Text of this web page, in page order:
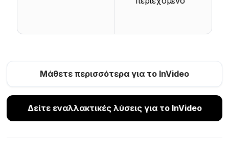
Μάθετε περισσότερα για το InVideo
Δείτε εναλλακτικές λύσεις για το InVideo